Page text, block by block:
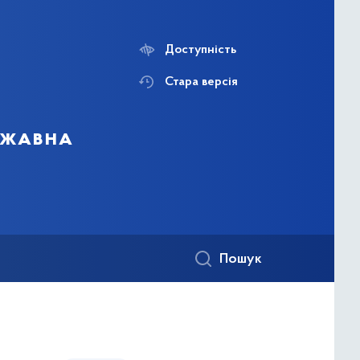
Доступність
Стара версія
Пошук